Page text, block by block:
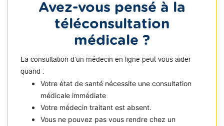
Avez-vous pensé à la
téléconsultation
médicale ?
La consultation d’un médecin en ligne peut vous aider
quand :
Votre état de santé nécessite une consultation
médicale immédiate
Votre médecin traitant est absent.
Vous ne pouvez pas vous rendre chez un